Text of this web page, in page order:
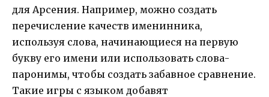
для Арсения. Например, можно создать
перечисление качеств именинника,
используя слова, начинающиеся на первую
букву его имени или использовать слова-
паронимы, чтобы создать забавное сравнение.
Такие игры с языком добавят